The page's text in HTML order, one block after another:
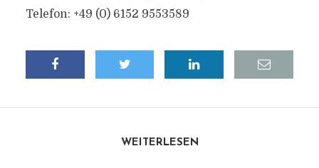
Telefon: +49 (0) 6152 9553589
WEITERLESEN